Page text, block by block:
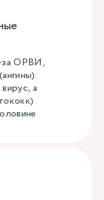
за ОРВИ,
а